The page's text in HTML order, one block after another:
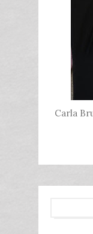
Carla